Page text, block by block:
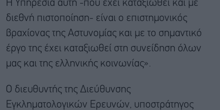
Η Υπηρεσία αυτή -που έχει καταξιωθεί και με
διεθνή πιστοποίηση- είναι ο επιστημονικός
βραχίονας της Αστυνομίας και με το σημαντικό
έργο της έχει καταξιωθεί στη συνείδηση όλων
μας και της ελληνικής κοινωνίας».
Ο διευθυντής της Διεύθυνσης
Εγκληματολογικών Ερευνών, υποστράτηγος